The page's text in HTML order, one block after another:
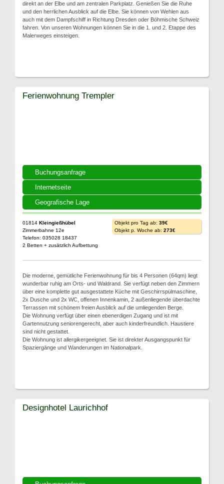
direkt an der Elbe und am zentralen Parkplatz. Genießen Sie die Ruhe
und den herrlichen Ausblick auf die Elbe. Sie können von Wehlen aus
auch mit dem Dampfschiff in Richtung Dresden oder Böhmische Schweiz
fahren. Von unseren Wohnungen können Sie in die 1. und 2. Etappe des
Malerweges einsteigen.
Buchungsanfrage
Internetseite
Geografische Lage
Ferienwohnung Trempler
01814 Kleingießhübel
Zimmerbahne 12e
Telefon: 035028 18437
2 Betten + zusätzlich Aufbettung
Objekt pro Tag ab: 39€
Objekt p. Woche ab: 273€
Die moderne, gemütliche Ferienwohnung für bis 4 Personen (64qm) liegt
wunderbar ruhig am Orts- und Waldrand. Sie verfügt neben den Zimmern
über eine komplette gut ausgestattete Küche mit Geschirrspülmaschine,
2x Dusche und 2x WC, offenen Innenkamin, 2 außenliegende überdachte
Terrassen mit schönem freien Ausblick auf die umliegenden Berge.
Die Wohnung verfügt über einen ebenerdigen Zugang und ist mit
Gartennutzung seniorengerecht, aber auch kinderfreundlich. Haustiere
sind nicht gestattet.
Die Wohnung ist allergikergeeignet. Sie ist direkter Ausgangspunkt für
Spaziergänge und Wanderungen im Nationalpark.
Designhotel Laurichhof